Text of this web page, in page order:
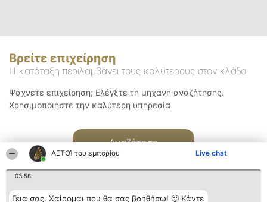
ΑΕΤΟΊ του εμπορίου Live chat
03:58
Γεια σας. Χαίρομαι που θα σας βοηθήσω! 🙂 Κάντε
Βρείτε επιχείρηση
Η κατάταξη περιλαμβάνει τους καλύτερους στον κλάδο
Ψάχνετε επιχείρηση; Ελέγξτε τη μηχανή αναζήτησης.
Χρησιμοποιήστε την καλύτερη υπηρεσία
Αναζήτηση